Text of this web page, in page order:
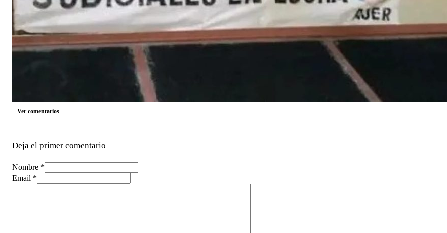
+ Ver comentarios
Deja el primer comentario
Nombre *
Email *